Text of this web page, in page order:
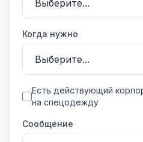
Когда нужно
Есть действующий
на спецодежду
Сообщение